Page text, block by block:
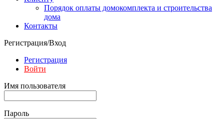
Порядок оплаты домокомплекта и строительства
дома
Контакты
Регистрация/Вход
Регистрация
Войти
Имя пользователя
Пароль